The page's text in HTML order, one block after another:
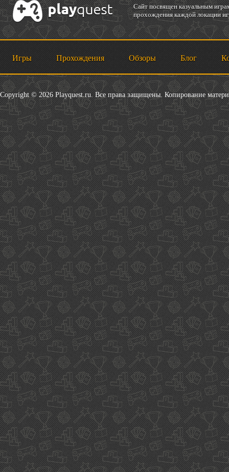
Cайт посвящен казуальным
прохождения каждой локации
Игры Прохождения Обзоры Блог
Copyright © 2026 Playquest.ru. Все права защищены. Копирование